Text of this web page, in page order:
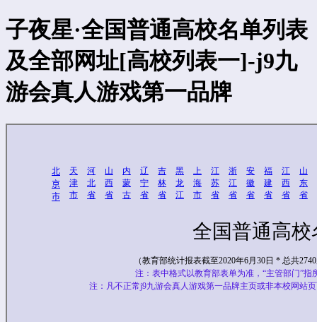
子夜星·全国普通高校名单列表
及全部网址[高校列表一]-j9九
游会真人游戏第一品牌
北
京
市
天
津
市
河
北
省
山
西
省
内
蒙
古
辽
宁
省
吉
林
省
黑
龙
江
上
海
市
江
苏
省
浙
江
省
安
徽
省
福
建
省
江
西
省
山
东
省
全国普通高
（教育部统计报表截至2020年6月30日 * 总共
注：表中格式以教育部表单为准，“主管部门”
注：凡不正常j9九游会真人游戏第一品牌主页或非本校网站